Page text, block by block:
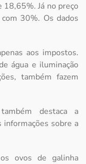
Já no preço
30%. Os dados
aos impostos.
água e iluminação
também fazem
destaca a
informações sobre a
ovos de galinha